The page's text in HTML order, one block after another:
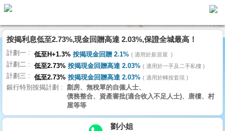
代
理
主
頁
搵
樓/
交
按揭利息低至2.73%,現金回贈高達 2.03%,保證全城最高！
計劃一 低至H+1.3% 按揭現金回贈 2.1% 適用於新居屋
計劃二 低至2.73% 按揭現金回贈高達 2.03% 適用於一手及二手私樓
計劃三 低至2.73% 按揭現金回贈高達 2.03% 適用於轉按套現
銀行特別按揭計劃
劏房、無稅單的自僱人士、
債務整合、資產審批(適合收入不足人士)、唐樓、村
屋等等
劉小姐